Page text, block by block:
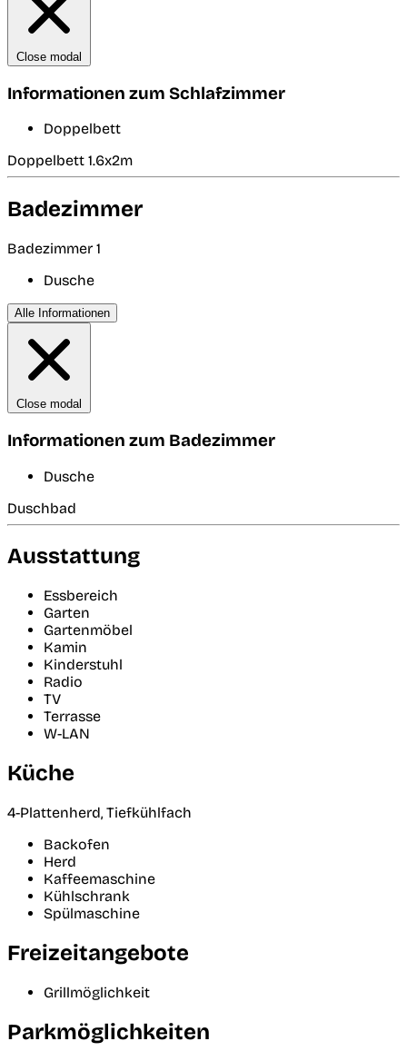
Close modal
Informationen zum Schlafzimmer
Doppelbett
Doppelbett 1.6x2m
Badezimmer
Badezimmer 1
Dusche
Alle Informationen
Close modal
Informationen zum Badezimmer
Dusche
Duschbad
Ausstattung
Essbereich
Garten
Gartenmöbel
Kamin
Kinderstuhl
Radio
TV
Terrasse
W-LAN
Küche
4-Plattenherd, Tiefkühlfach
Backofen
Herd
Kaffeemaschine
Kühlschrank
Spülmaschine
Freizeitangebote
Grillmöglichkeit
Parkmöglichkeiten